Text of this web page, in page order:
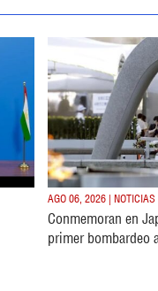
AGO 06, 2026 | NOTICIAS
Conmemoran en
primer bombardeo